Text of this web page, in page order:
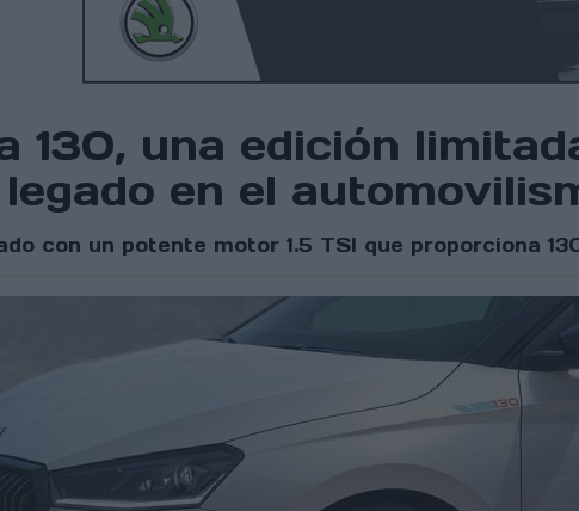
130, una edición
en el
con un potente motor 1.5 TSI que proporciona